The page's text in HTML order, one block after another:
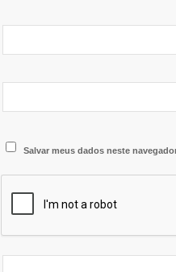
Salvar meus dados neste